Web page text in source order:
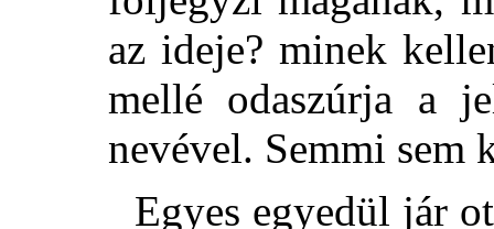
az ideje? minek
mellé odaszúrja a
nevével. Semmi
Egyes egyedül jár